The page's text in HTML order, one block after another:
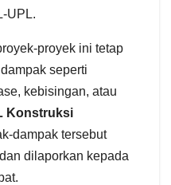
UPL.
proyek ini tetap
seperti
kebisingan, atau
Konstruksi
dampak tersebut
dilaporkan kepada